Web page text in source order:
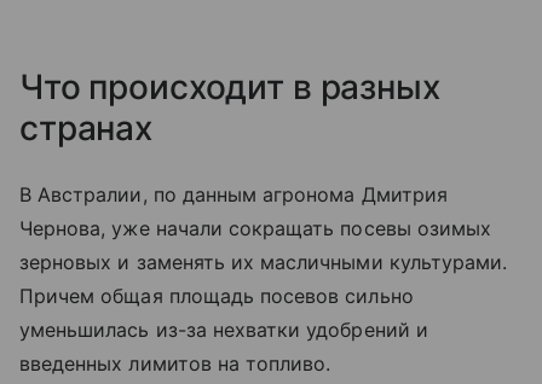
Что происходит в разных
странах
В Австралии, по данным агронома Дмитрия
Чернова, уже начали сокращать посевы озимых
зерновых и заменять их масличными культурами.
Причем общая площадь посевов сильно
уменьшилась из-за нехватки удобрений и
введенных лимитов на топливо.